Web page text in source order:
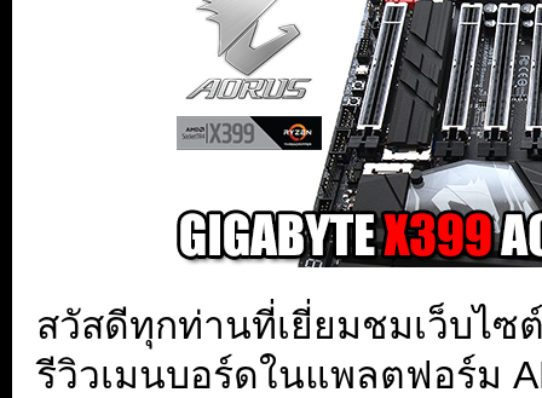
สวัสดีทุกท่านที่เยี่ยมชมเว็บไซ
รีวิวเมนบอร์ดในแพลตฟอร์ม